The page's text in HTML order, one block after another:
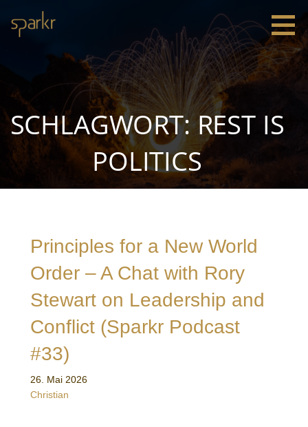
Inhalt
springen
Leadership
SCHLAGWORT: REST IS
POLITICS
Principles for a New World
Order – A Chat with Rory
Stewart on Leadership and
Conflict (Sparkr Podcast
#33)
26. Mai 2026
Christian